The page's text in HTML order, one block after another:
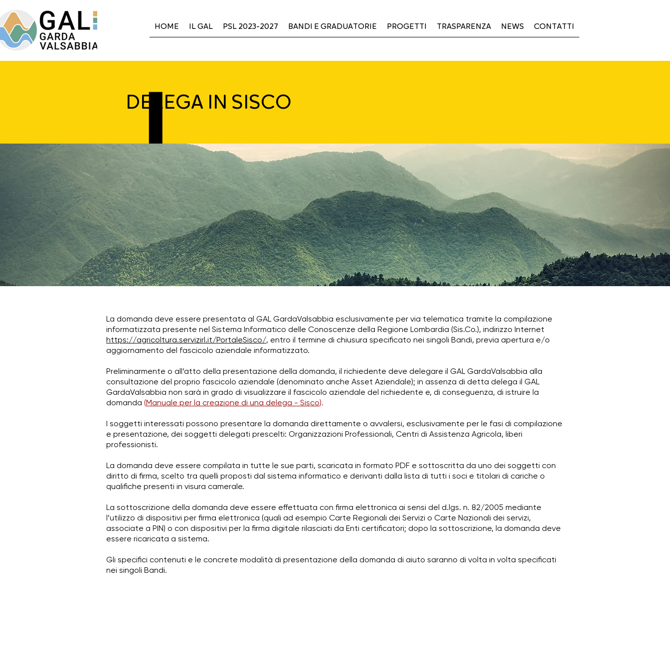
HOME IL GAL PSL 2023-2027 BANDI E GRADUATORIE PROGETTI TRASPARENZA NEWS CONTATTI
DELEGA IN SISCO
La domanda deve essere presentata al GAL GardaValsabbia esclusivamente per via telematica tramite la compilazione
informatizzata presente nel Sistema Informatico delle Conoscenze della Regione Lombardia (Sis.Co.), indirizzo Internet
https://agricoltura.servizirl.it/PortaleSisco/, entro il termine di chiusura specificato nei singoli Bandi, previa apertura e/o
aggiornamento del fascicolo aziendale informatizzato.
Preliminarmente o all’atto della presentazione della domanda, il richiedente deve delegare il GAL GardaValsabbia alla
consultazione del proprio fascicolo aziendale (denominato anche Asset Aziendale); in assenza di detta delega il GAL
GardaValsabbia non sarà in grado di visualizzare il fascicolo aziendale del richiedente e, di conseguenza, di istruire la
domanda (Manuale per la creazione di una delega - Sisco).
I soggetti interessati possono presentare la domanda direttamente o avvalersi, esclusivamente per le fasi di compilazione
e presentazione, dei soggetti delegati prescelti: Organizzazioni Professionali, Centri di Assistenza Agricola, liberi
professionisti.
La domanda deve essere compilata in tutte le sue parti, scaricata in formato PDF e sottoscritta da uno dei soggetti con
diritto di firma, scelto tra quelli proposti dal sistema informatico e derivanti dalla lista di tutti i soci e titolari di cariche o
qualifiche presenti in visura camerale.
La sottoscrizione della domanda deve essere effettuata con firma elettronica ai sensi del d.lgs. n. 82/2005 mediante
l’utilizzo di dispositivi per firma elettronica (quali ad esempio Carte Regionali dei Servizi o Carte Nazionali dei servizi,
associate a PIN) o con dispositivi per la firma digitale rilasciati da Enti certificatori; dopo la sottoscrizione, la domanda deve
essere ricaricata a sistema.
Gli specifici contenuti e le concrete modalità di presentazione della domanda di aiuto saranno di volta in volta specificati
nei singoli Bandi.